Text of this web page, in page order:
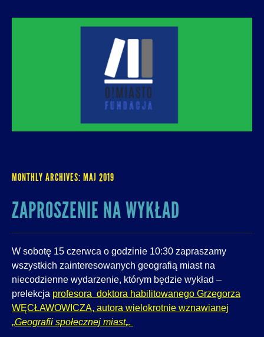
URBANIZACJI – PROMUJEMY I WSPIERAMY
ROZWÓJ MIAST I MIEJSKICH WSPÓLNOT.
O! MIASTO
MONTHLY ARCHIVES: MAJ 2019
ZAPROSZENIE NA WYKŁAD
W sobotę 15 czerwca o godzinie 10:30 zapraszamy
wszystkich zainteresowanych geografią miast na
niecodzienne wydarzenie, którym będzie wykład –
prelekcja profesora doktora habilitowanego Grzegorza
WĘCŁAWOWICZA, autora wielokrotnie wznawianej
„Geografii społecznej miast„.